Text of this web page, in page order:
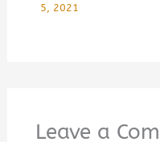
5, 2021
Leave a